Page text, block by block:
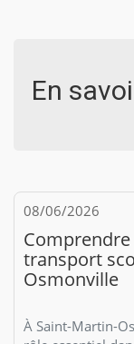
En
08/06/2026
transport
Osmonville
À Saint-Martin-